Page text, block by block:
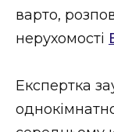
варто,
нерухомості
Експертка